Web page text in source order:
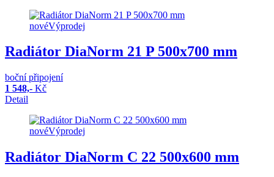
novéVýprodej
Radiátor DiaNorm 21 P 500x700 mm
boční připojení
1 548,- Kč
Detail
novéVýprodej
Radiátor DiaNorm C 22 500x600 mm